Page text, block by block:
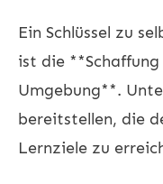
Ein Schlüssel zu
ist die
Umgebung**.
bereitstellen, die
Lernziele zu